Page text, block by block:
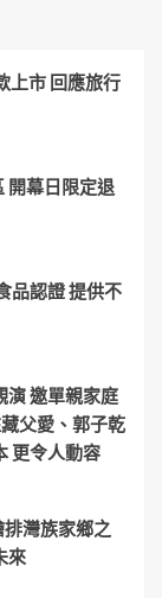
上市 回應旅行
開幕日限定退
品認證 提供不
演 邀單親家庭
父愛、郭子乾
更令人動容
灣族家鄉之
來